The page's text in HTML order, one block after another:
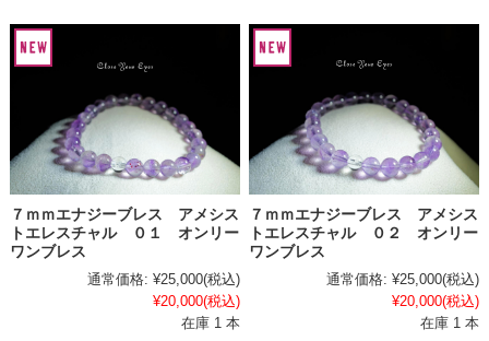
７ｍｍエナジーブレス アメシス
トエレスチャル ０１ オンリー
ワンブレス
通常価格: ¥25,000(税込)
¥20,000(税込)
在庫 1 本
７ｍｍエナジーブレス アメシス
トエレスチャル ０２ オンリー
ワンブレス
通常価格: ¥25,000(税込)
¥20,000(税込)
在庫 1 本